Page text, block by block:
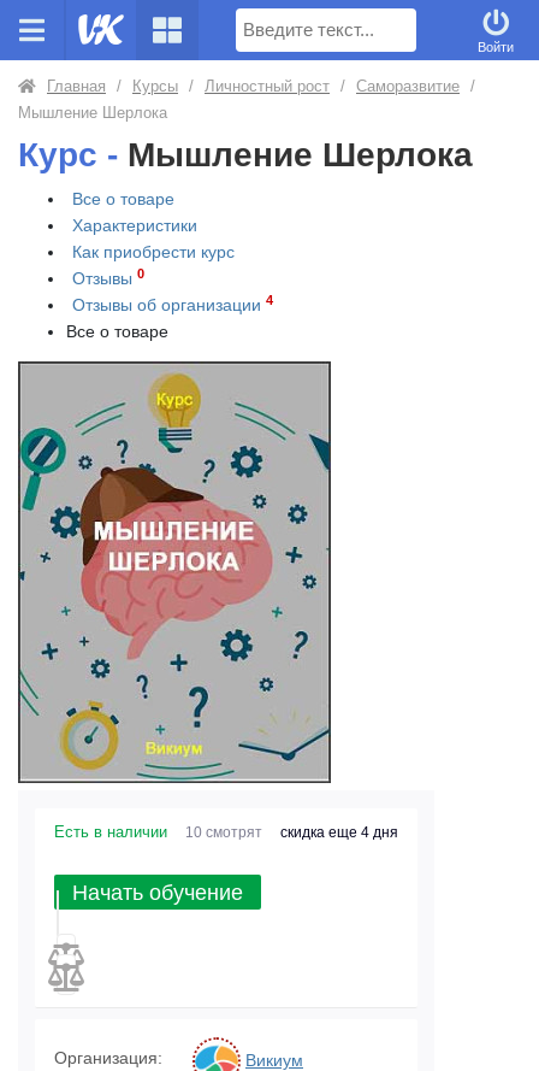
Поиск
Войти
Главная / Курсы / Личностный рост / Саморазвитие /
Мышление Шерлока
Курс - Мышление Шерлока
Все о товаре
Характеристики
Как приобрести курс
Отзывы 0
Отзывы об организации 4
Все о товаре
Есть в наличии 10 смотрят скидка еще 4 дня
Начать обучение
Организация: Викиум